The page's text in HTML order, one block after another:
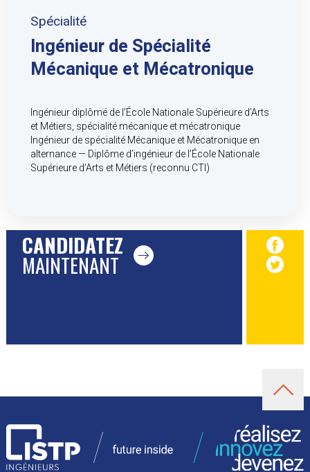
Spécialité
Ingénieur de Spécialité
Mécanique et Mécatronique
Ingénieur diplômé de l’École Nationale Supérieure d’Arts
et Métiers, spécialité mécanique et mécatronique
Ingénieur de spécialité Mécanique et Mécatronique en
alternance — Diplôme d’ingénieur de l’École Nationale
Supérieure d’Arts et Métiers (reconnu CTI)
CANDIDATEZ
MAINTENANT